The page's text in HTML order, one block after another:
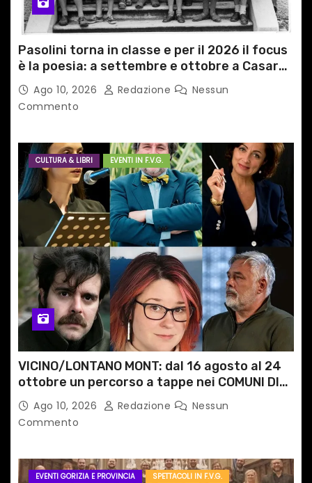
Pasolini torna in classe e per il 2026 il focus
è la poesia: a settembre e ottobre a Casarsa
(Pn) l’originale percorso per docenti delle
scuole medie e superiori
Ago 10, 2026 Redazione
Nessun
Commento
CULTURA & LIBRI EVENTI IN F.V.G.
VICINO/LONTANO MONT: dal 16 agosto al 24
ottobre un percorso a tappe nei COMUNI DI
MONTAGNA DEL FVG
Ago 10, 2026 Redazione
Nessun
Commento
EVENTI GORIZIA E PROVINCIA SPETTACOLI IN F.V.G.